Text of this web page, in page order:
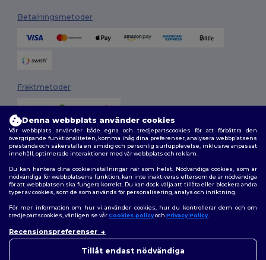
Betalningsmetoder
Fraktmetoder
2026. Alla rättigheter förbehållna
Allmänna Villkor|Anpassad policy
|Karta över webbplatsen
Följ oss
Denna webbplats använder cookies
Vår webbplats använder både egna och tredjepartscookies för att förbättra den
övergripande funktionaliteten, komma ihåg dina preferenser, analysera webbplatsens
prestanda och säkerställa en smidig och personlig surfupplevelse, inklusive anpassat
innehåll, optimerade interaktioner med vår webbplats och reklam.
Du kan hantera dina cookieinställningar när som helst. Nödvändiga cookies, som är
nödvändiga för webbplatsens funktion, kan inte inaktiveras eftersom de är nödvändiga
för att webbplatsen ska fungera korrekt. Du kan dock välja att tillåta eller blockera andra
typer av cookies, som de som används för personalisering, analys och inriktning.
För mer information om hur vi använder cookies, hur du kontrollerar dem och om
tredjepartscookies, vänligen se vårCookies policyoch Privacy Policy.
Recensionspreferenser
Tillåt endast nödvändiga